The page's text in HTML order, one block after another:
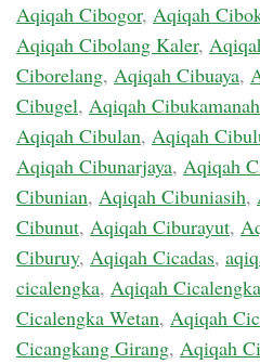
Aqiqah Cibogor, Aqiqah
Aqiqah Cibolang Kaler,
Ciborelang, Aqiqah Cibuaya,
Cibugel, Aqiqah Cibukamanah
Aqiqah Cibulan, Aqiqah
Aqiqah Cibunarjaya, Aqiqah
Cibunian, Aqiqah Cibuniasih,
Cibunut, Aqiqah Ciburayut,
Ciburuy, Aqiqah Cicadas,
cicalengka, Aqiqah
Cicalengka Wetan, Aqiqah
Cicangkang Girang, Aqiqah